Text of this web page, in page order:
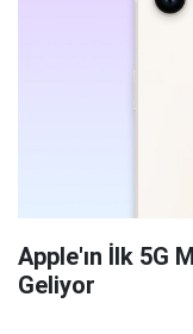
Apple'ın İlk 5G
Geliyor